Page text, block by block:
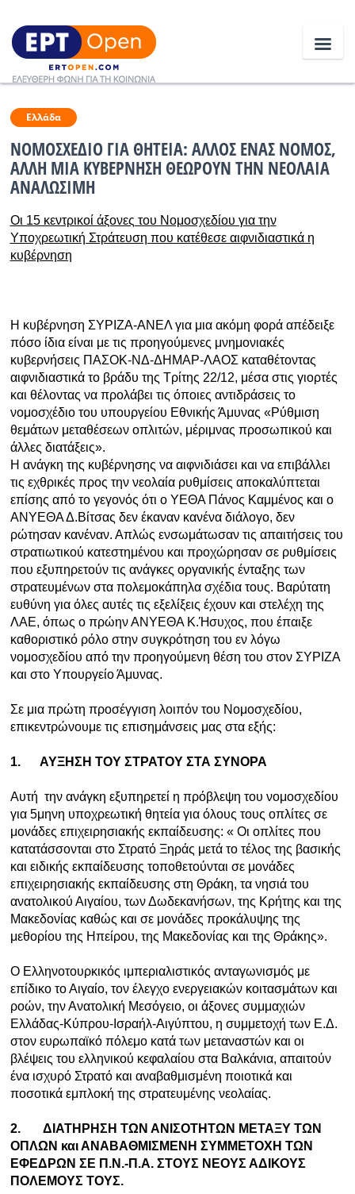
Ειδήσεις
Ελλάδα
Πολιτική
Κόσμος
Ραδιόφωνο LIVE
Εκπομπές
Πολιτισμός
Ελλάδα
ΝΟΜΟΣΧΕΔΙΟ ΓΙΑ ΘΗΤΕΙΑ: ΑΛΛΟΣ ΕΝΑΣ ΝΟΜΟΣ,
ΑΛΛΗ ΜΙΑ ΚΥΒΕΡΝΗΣΗ ΘΕΩΡΟΥΝ ΤΗΝ ΝΕΟΛΑΙΑ
ΑΝΑΛΩΣΙΜΗ
Οι 15 κεντρικοί άξονες του Νομοσχεδίου για την
Υποχρεωτική Στράτευση που κατέθεσε αιφνιδιαστικά η
κυβέρνηση
Η κυβέρνηση ΣΥΡΙΖΑ-ΑΝΕΛ για μια ακόμη φορά απέδειξε
πόσο ίδια είναι με τις προηγούμενες μνημονιακές
κυβερνήσεις ΠΑΣΟΚ-ΝΔ-ΔΗΜΑΡ-ΛΑΟΣ καταθέτοντας
αιφνιδιαστικά το βράδυ της Τρίτης 22/12, μέσα στις γιορτές
και θέλοντας να προλάβει τις όποιες αντιδράσεις το
νομοσχέδιο του υπουργείου Εθνικής Άμυνας «Ρύθμιση
θεμάτων μεταθέσεων οπλιτών, μέριμνας προσωπικού και
άλλες διατάξεις».
Η ανάγκη της κυβέρνησης να αιφνιδιάσει και να επιβάλλει
τις εχθρικές προς την νεολαία ρυθμίσεις αποκαλύπτεται
επίσης από το γεγονός ότι ο ΥΕΘΑ Πάνος Καμμένος και ο
ΑΝΥΕΘΑ Δ.Βίτσας δεν έκαναν κανένα διάλογο, δεν
ρώτησαν κανέναν. Απλώς ενσωμάτωσαν τις απαιτήσεις του
στρατιωτικού κατεστημένου και προχώρησαν σε ρυθμίσεις
που εξυπηρετούν τις ανάγκες οργανικής ένταξης των
στρατευμένων στα πολεμοκάπηλα σχέδια τους. Βαρύτατη
ευθύνη για όλες αυτές τις εξελίξεις έχουν και στελέχη της
ΛΑΕ, όπως ο πρώην ΑΝΥΕΘΑ Κ.Ήσυχος, που έπαιξε
καθοριστικό ρόλο στην συγκρότηση του εν λόγω
νομοσχεδίου από την προηγούμενη θέση του στον ΣΥΡΙΖΑ
και στο Υπουργείο Άμυνας.
Σε μια πρώτη προσέγγιση λοιπόν του Νομοσχεδίου,
επικεντρώνουμε τις επισημάνσεις μας στα εξής:
1. ΑΥΞΗΣΗ ΤΟΥ ΣΤΡΑΤΟΥ ΣΤΑ ΣΥΝΟΡΑ
Αυτή την ανάγκη εξυπηρετεί η πρόβλεψη του νομοσχεδίου
για 5μηνη υποχρεωτική θητεία για όλους τους οπλίτες σε
μονάδες επιχειρησιακής εκπαίδευσης: « Οι οπλίτες που
κατατάσσονται στο Στρατό Ξηράς μετά το τέλος της βασικής
και ειδικής εκπαίδευσης τοποθετούνται σε μονάδες
επιχειρησιακής εκπαίδευσης στη Θράκη, τα νησιά του
ανατολικού Αιγαίου, των Δωδεκανήσων, της Κρήτης και της
Μακεδονίας καθώς και σε μονάδες προκάλυψης της
μεθορίου της Ηπείρου, της Μακεδονίας και της Θράκης».
Ο Ελληνοτουρκικός ιμπεριαλιστικός ανταγωνισμός με
επίδικο το Αιγαίο, τον έλεγχο ενεργειακών κοιτασμάτων και
ροών, την Ανατολική Μεσόγειο, οι άξονες συμμαχιών
Ελλάδας-Κύπρου-Ισραήλ-Αιγύπτου, η συμμετοχή των Ε.Δ.
στον ευρωπαϊκό πόλεμο κατά των μεταναστών και οι
βλέψεις του ελληνικού κεφαλαίου στα Βαλκάνια, απαιτούν
ένα ισχυρό Στρατό και αναβαθμισμένη ποιοτικά και
ποσοτικά εμπλοκή της στρατευμένης νεολαίας.
2.
ΔΙΑΤΗΡΗΣΗ ΤΩΝ ΑΝΙΣΟΤΗΤΩΝ ΜΕΤΑΞΥ ΤΩΝ
ΟΠΛΩΝ και ΑΝΑΒΑΘΜΙΣΜΕΝΗ ΣΥΜΜΕΤΟΧΗ ΤΩΝ
ΕΦΕΔΡΩΝ ΣΕ Π.Ν.-Π.Α. ΣΤΟΥΣ ΝΕΟΥΣ ΑΔΙΚΟΥΣ
ΠΟΛΕΜΟΥΣ ΤΟΥΣ.